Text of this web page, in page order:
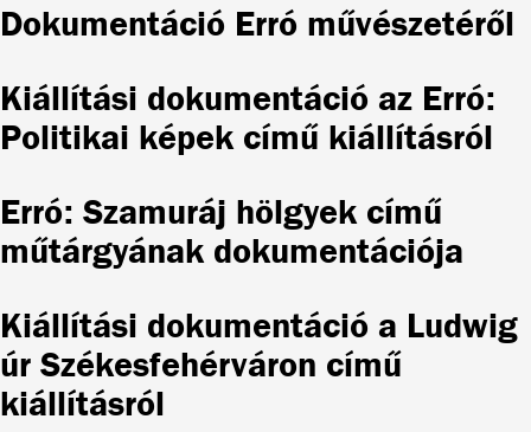
Dokumentáció Erró művészetéről
Kiállítási dokumentáció az Erró:
Politikai képek című kiállításról
Erró: Szamuráj hölgyek című
műtárgyának dokumentációja
Kiállítási dokumentáció a Ludwig
úr Székesfehérváron című
kiállításról